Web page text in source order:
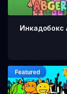
Инкадобокс